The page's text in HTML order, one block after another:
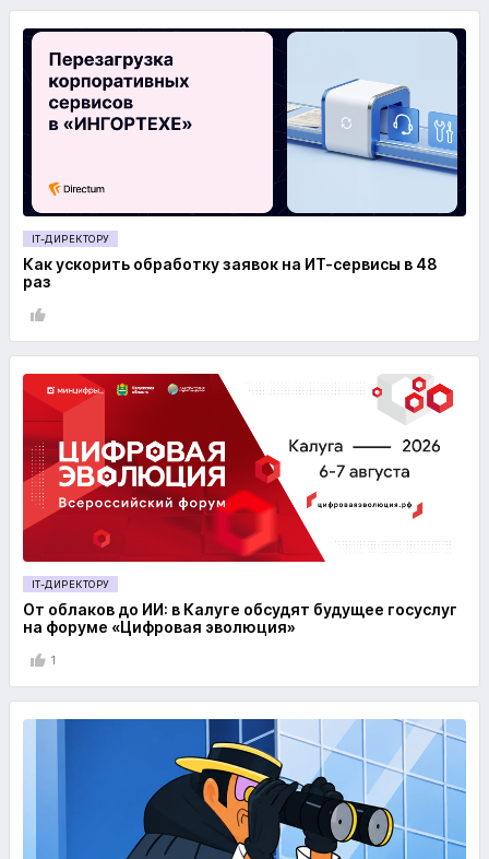
IT-ДИРЕКТОРУ
Как ускорить обработку заявок на ИТ-сервисы в 48
раз
IT-ДИРЕКТОРУ
От облаков до ИИ: в Калуге обсудят будущее госуслуг
на форуме «Цифровая эволюция»
1